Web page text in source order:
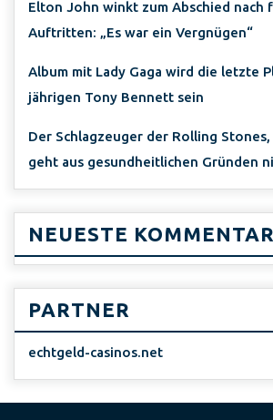
Elton John winkt zum Abschied nach
Auftritten: „Es war ein Vergnügen“
Album mit Lady Gaga wird die letzte
jährigen Tony Bennett sein
Der Schlagzeuger der Rolling
geht aus gesundheitlichen Gründen
NEUESTE
PARTNER
echtgeld-casinos.net